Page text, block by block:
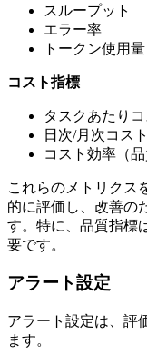
スループット
エラー率
トークン使用量
コスト指標
タスクあたりコ
日次/月次コスト
コスト効率（品
これらのメトリクス
的に評価し、改善の
す。特に、品質指標
要です。
アラート設定
アラート設定は、評
ます。